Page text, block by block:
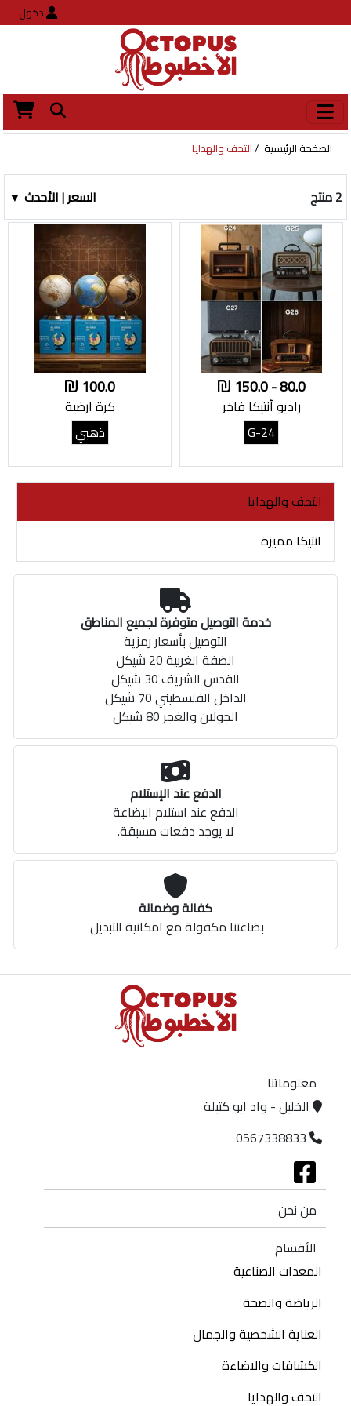
دخول
الصفحة الرئيسية التحف والهدايا
2 منتج السعر|الأحدث ▼
80.0 - 150.0
راديو أنتيكا فاخر
G-24
100.0
كرة ارضية
ذهبي
التحف والهدايا
انتيكا مميزة
خدمة التوصيل متوفرة لجميع المناطق
التوصيل بأسعار رمزية
الضفة الغربية 20 شيكل
القدس الشريف 30 شيكل
الداخل الفلسطيني 70 شيكل
الجولان والغجر 80 شيكل
الدفع عند الإستلام
الدفع عند استلام البضاعة
لا يوجد دفعات مسبقة.
كفالة وضمانة
بضاعتنا مكفولة مع امكانية التبديل
معلوماتنا
الخليل - واد ابو كتيلة
0567338833
من نحن
الأقسام
المعدات الصناعية
الرياضة والصحة
العناية الشخصية والجمال
الكشافات والاضاءة
التحف والهدايا